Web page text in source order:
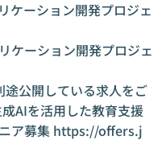
ケーション開発プロジェ
ケーション開発プロジェ
公開している求人をご
AIを活用した教育支援
ア募集 https://offers.j